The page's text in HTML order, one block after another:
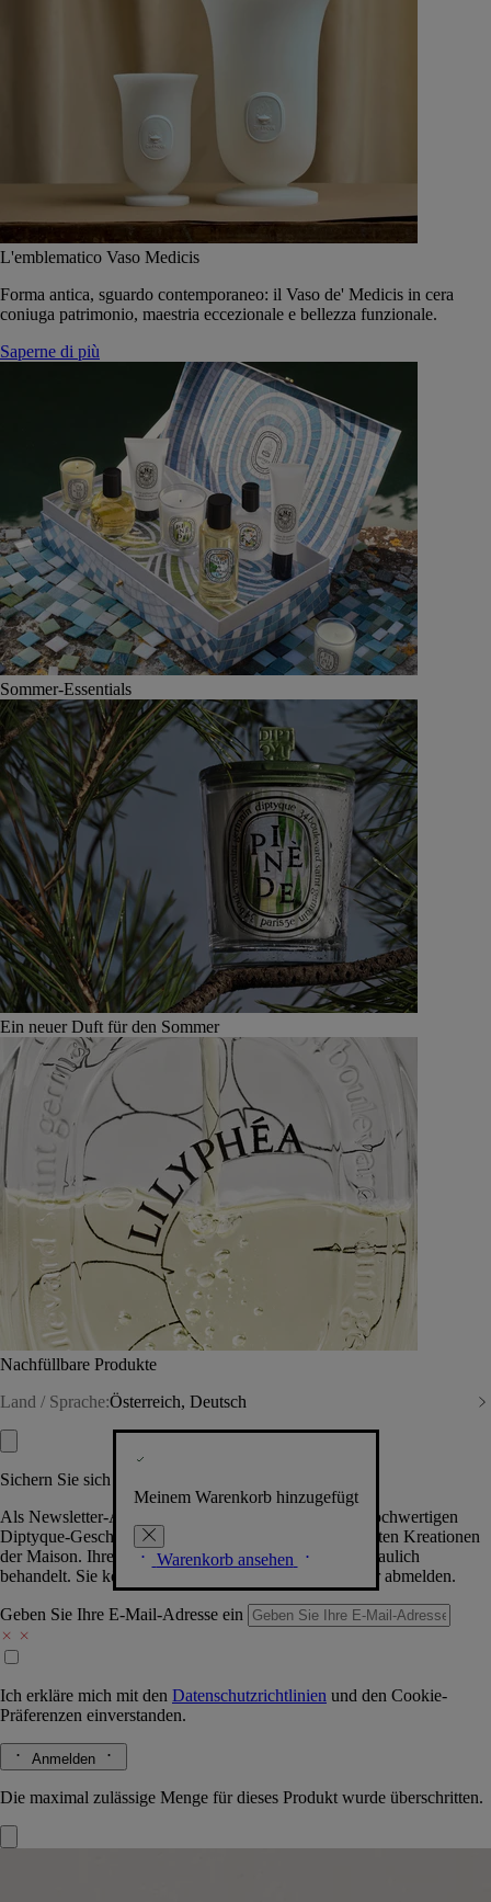
L'emblematico Vaso Medicis
Forma antica, sguardo contemporaneo: il Vaso de' Medicis in cera
coniuga patrimonio, maestria eccezionale e bellezza funzionale.
Saperne di più
Sommer-Essentials
Ein neuer Duft für den Sommer
Nachfüllbare Produkte
Land / Sprache:Österreich, Deutsch
Meinem Warenkorb hinzugefügt
Warenkorb ansehen
Sichern Sie sich exklusive Vorteile
Als Newsletter-Abonnent.in erhalten Sie Zugang zu hochwertigen
Diptyque-Geschenken, Events & News über die neuesten Kreationen
der Maison. Ihre Daten werden selbstverständlich vertraulich
behandelt. Sie können sich jederzeit problemlos wieder abmelden.
Geben Sie Ihre E-Mail-Adresse ein
Ich erkläre mich mit den Datenschutzrichtlinien und den Cookie-
Präferenzen einverstanden.
Anmelden
Die maximal zulässige Menge für dieses Produkt wurde überschritten.